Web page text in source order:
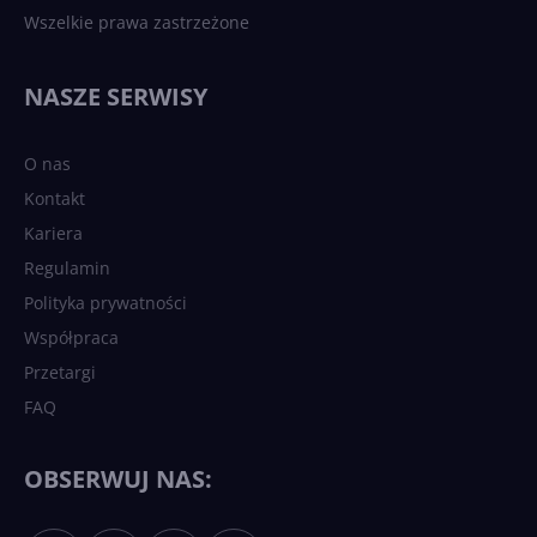
Wszelkie prawa zastrzeżone
NASZE SERWISY
O nas
Kontakt
Kariera
Regulamin
Polityka prywatności
Współpraca
Przetargi
FAQ
OBSERWUJ NAS: